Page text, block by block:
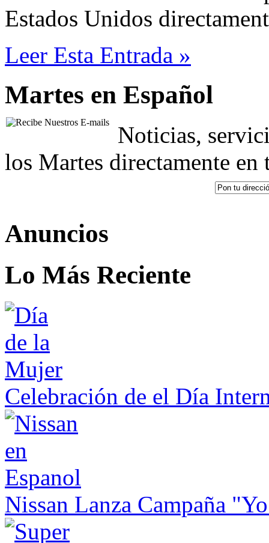
Estados Unidos
Leer Esta Entrada »
Martes en Español
Noticias,
los Martes directamente en
Anuncios
Lo Más Reciente
Celebración de el Día
Nissan Lanza Campaña